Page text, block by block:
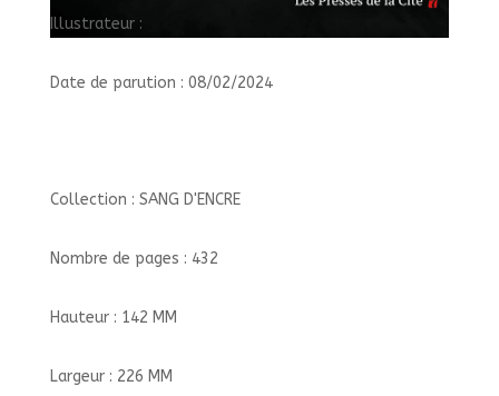
Illustrateur :
Date de parution : 08/02/2024
Collection : SANG D'ENCRE
Nombre de pages : 432
Hauteur : 142 MM
Largeur : 226 MM